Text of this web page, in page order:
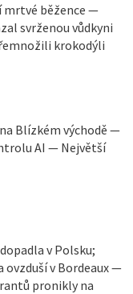
mrtvé běžence —
svrženou vůdkyni
krokodýli
Blízkém východě —
AI — Největší
v Polsku;
v Bordeaux —
pronikly na